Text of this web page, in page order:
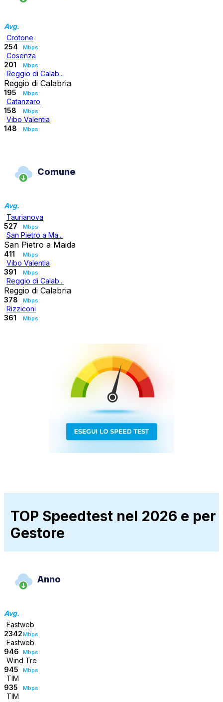
Avg.
Crotone
254
Mbps
Cosenza
201
Mbps
Reggio di Calab...
Reggio di Calabria
195 Mbps
Catanzaro
158
Mbps
Vibo Valentia
148
Mbps
Comune
Avg.
Taurianova
527
Mbps
San Pietro a Ma...
San Pietro a Maida
411 Mbps
Vibo Valentia
391
Mbps
Reggio di Calab...
Reggio di Calabria
378 Mbps
Rizziconi
361
Mbps
TOP Speedtest nel 2026 e per
Gestore
Anno
Avg.
Fastweb
2342Mbps
Fastweb
946
Mbps
Wind Tre
945
Mbps
TIM
935
Mbps
TIM